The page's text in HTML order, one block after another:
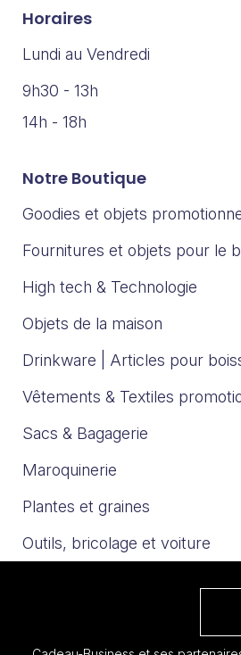
Horaires
Lundi au Vendredi
9h30 - 13h
14h - 18h
Notre Boutique
Goodies et objets
Fournitures et objets pour le
High tech & Technologie
Objets de la maison
Drinkware | Articles pour
Vêtements & Textiles
Sacs & Bagagerie
Maroquinerie
Plantes et graines
Outils, bricolage et voiture